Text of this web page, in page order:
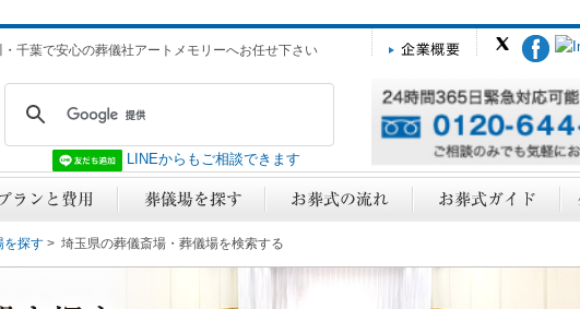
千葉で安心の葬儀社アートメモリーへお任せ下さい
LINEからもご相談できます
を探す > 埼玉県の葬儀斎場・葬儀場を検索する